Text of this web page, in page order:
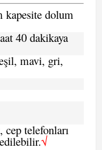
kapesite dolum
40 dakikaya
mavi, gri,
cep telefonları
√